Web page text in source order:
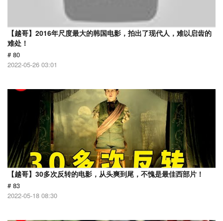
【越哥】2016年尺度最大的韩国电影，拍出了现代人，难以启齿的
难处！
# 80
2022-05-26 03:01
【越哥】30多次反转的电影，从头爽到尾，不愧是最佳西部片！
# 83
2022-05-18 08:30